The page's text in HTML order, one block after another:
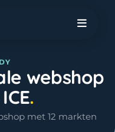
webshop
met 12 markten